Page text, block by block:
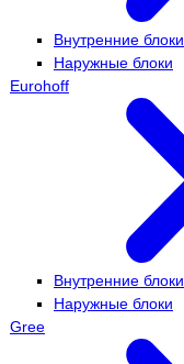
Внутренние блоки
Наружные блоки
Eurohoff
Внутренние блоки
Наружные блоки
Gree